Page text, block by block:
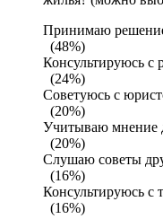
Принимаю
(48%)
Консультируюсь с
(24%)
Советуюсь с
(20%)
Учитываю мнение
(20%)
Слушаю советы
(16%)
Консультируюсь с
(16%)